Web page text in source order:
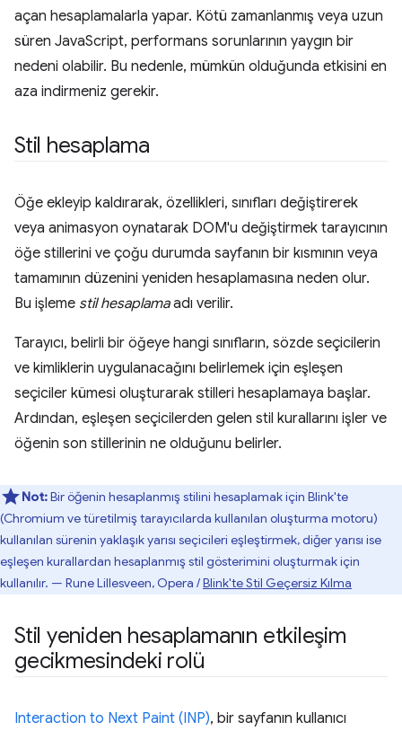
açan hesaplamalarla yapar. Kötü zamanlanmış veya uzun
süren JavaScript, performans sorunlarının yaygın bir
nedeni olabilir. Bu nedenle, mümkün olduğunda etkisini en
aza indirmeniz gerekir.
Stil hesaplama
Öğe ekleyip kaldırarak, özellikleri, sınıfları değiştirerek
veya animasyon oynatarak DOM'u değiştirmek tarayıcının
öğe stillerini ve çoğu durumda sayfanın bir kısmının veya
tamamının düzenini yeniden hesaplamasına neden olur.
Bu işleme stil hesaplamaadı verilir.
Tarayıcı, belirli bir öğeye hangi sınıfların, sözde seçicilerin
ve kimliklerin uygulanacağını belirlemek için eşleşen
seçiciler kümesi oluşturarak stilleri hesaplamaya başlar.
Ardından, eşleşen seçicilerden gelen stil kurallarını işler ve
öğenin son stillerinin ne olduğunu belirler.
Not:Bir öğenin hesaplanmış stilini hesaplamak için Blink'te
(Chromium ve türetilmiş tarayıcılarda kullanılan oluşturma motoru)
kullanılan sürenin yaklaşık yarısı seçicileri eşleştirmek, diğer yarısı ise
eşleşen kurallardan hesaplanmış stil gösterimini oluşturmak için
kullanılır. — Rune Lillesveen, Opera /Blink'te Stil Geçersiz Kılma
Stil yeniden hesaplamanın etkileşim
gecikmesindeki rolü
Interaction to Next Paint (INP), bir sayfanın kullanıcı